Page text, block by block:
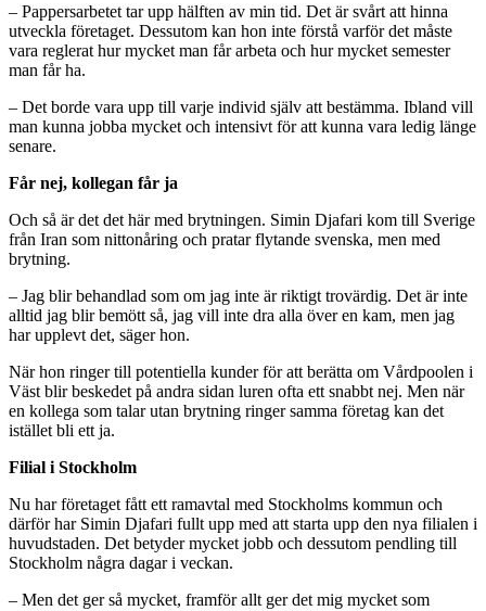
– Pappersarbetet tar upp hälften av min tid. Det är svårt att hinna
utveckla företaget. Dessutom kan hon inte förstå varför det måste
vara reglerat hur mycket man får arbeta och hur mycket semester
man får ha.
– Det borde vara upp till varje individ själv att bestämma. Ibland vill
man kunna jobba mycket och intensivt för att kunna vara ledig länge
senare.
Får nej, kollegan får ja
Och så är det det här med brytningen. Simin Djafari kom till Sverige
från Iran som nittonåring och pratar flytande svenska, men med
brytning.
– Jag blir behandlad som om jag inte är riktigt trovärdig. Det är inte
alltid jag blir bemött så, jag vill inte dra alla över en kam, men jag
har upplevt det, säger hon.
När hon ringer till potentiella kunder för att berätta om Vårdpoolen i
Väst blir beskedet på andra sidan luren ofta ett snabbt nej. Men när
en kollega som talar utan brytning ringer samma företag kan det
istället bli ett ja.
Filial i Stockholm
Nu har företaget fått ett ramavtal med Stockholms kommun och
därför har Simin Djafari fullt upp med att starta upp den nya filialen i
huvudstaden. Det betyder mycket jobb och dessutom pendling till
Stockholm några dagar i veckan.
– Men det ger så mycket, framför allt ger det mig mycket som